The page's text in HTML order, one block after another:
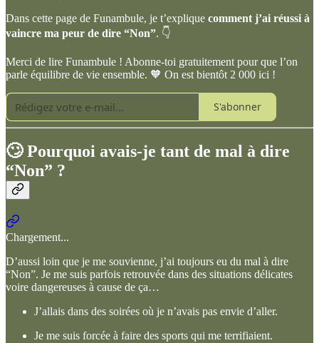
Dans cette page de Funambule, je t’explique comment j’ai réussi à
vaincre ma peur de dire “Non”. 👇
Merci de lire Funambule ! Abonne-toi gratuitement pour que l’on
parle équilibre de vie ensemble. 🧡 On est bientôt 2 000 ici !
S'abonner
🙄 Pourquoi avais-je tant de mal à dire
“Non” ?
Chargement...
D’aussi loin que je me souvienne, j’ai toujours eu du mal à dire
“Non”. Je me suis parfois retrouvée dans des situations délicates
voire dangereuses à cause de ça…
J’allais dans des soirées où je n’avais pas envie d’aller.
Je me suis forcée à faire des sports qui me terrifiaient.